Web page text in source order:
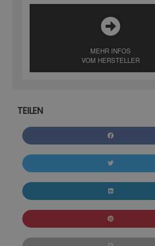
MEHR INFOS
VOM HERSTELLER
TEILEN